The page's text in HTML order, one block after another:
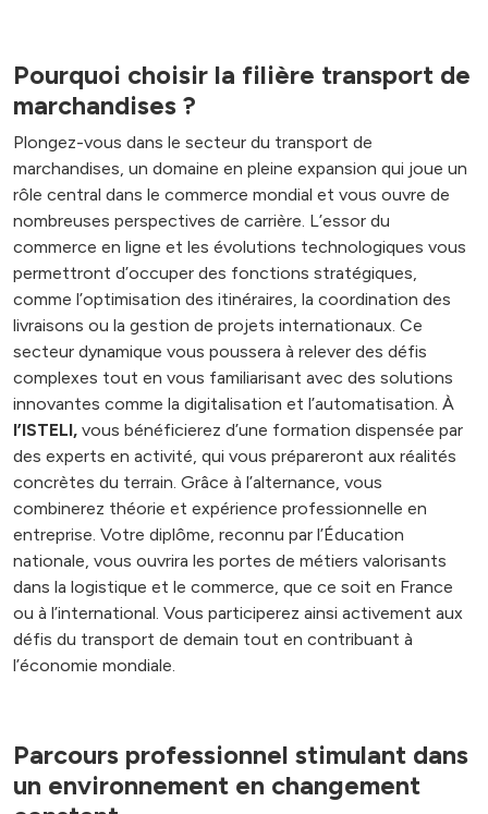
Pourquoi choisir la filière transport de
marchandises ?
Plongez-vous dans le secteur du transport de
marchandises, un domaine en pleine expansion qui joue un
rôle central dans le commerce mondial et vous ouvre de
nombreuses perspectives de carrière. L’essor du
commerce en ligne et les évolutions technologiques vous
permettront d’occuper des fonctions stratégiques,
comme l’optimisation des itinéraires, la coordination des
livraisons ou la gestion de projets internationaux. Ce
secteur dynamique vous poussera à relever des défis
complexes tout en vous familiarisant avec des solutions
innovantes comme la digitalisation et l’automatisation. À
l’ISTELI, vous bénéficierez d’une formation dispensée par
des experts en activité, qui vous prépareront aux réalités
concrètes du terrain. Grâce à l’alternance, vous
combinerez théorie et expérience professionnelle en
entreprise. Votre diplôme, reconnu par l’Éducation
nationale, vous ouvrira les portes de métiers valorisants
dans la logistique et le commerce, que ce soit en France
ou à l’international. Vous participerez ainsi activement aux
défis du transport de demain tout en contribuant à
l’économie mondiale.
Parcours professionnel stimulant dans
un environnement en changement